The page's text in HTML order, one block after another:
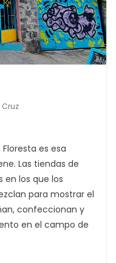
es esa
Las tiendas de
en los que los
para mostrar el
confeccionan y
en el campo de